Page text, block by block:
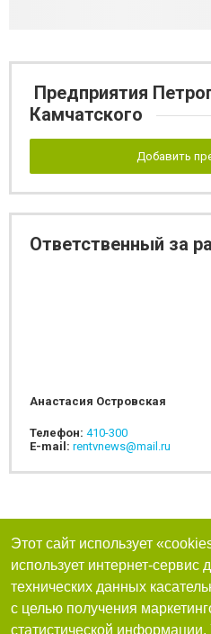
Предприятия
Камчатского
Добавить
Ответственный за
Анастасия Островская
Телефон: 410-300
E-mail: rentvnews@mail.ru
Этот сайт использует
использует интернет-сервис
технических данных
с целью получения
статистической информации.